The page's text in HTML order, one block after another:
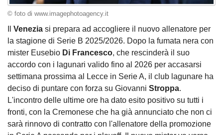
© foto di www.imagephotoagency.it
Venezia si prepara ad accogliere il nuovo allenatore per
la stagione di Serie B 2025/2026. Dopo la fumata nera con
mister Eusebio Di Francesco, che rescinderà il suo
accordo con i lagunari valido fino al 2026 per accasarsi
settimana prossima al Lecce in Serie A, il club lagunare ha
deciso di puntare con forza su Giovanni Stroppa.
L'incontro delle ultime ore ha dato esito positivo su tutti i
fronti, con la Cremonese che ha già annunciato che non ci
sarà rinnovo di contratto con l'allenatore della promozione